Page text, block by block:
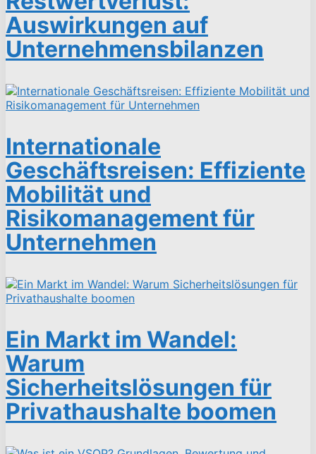
Auswirkungen auf
Unternehmensbilanzen
Internationale
Geschäftsreisen: Effiziente
Mobilität und
Risikomanagement für
Unternehmen
Ein Markt im Wandel:
Warum
Sicherheitslösungen für
Privathaushalte boomen